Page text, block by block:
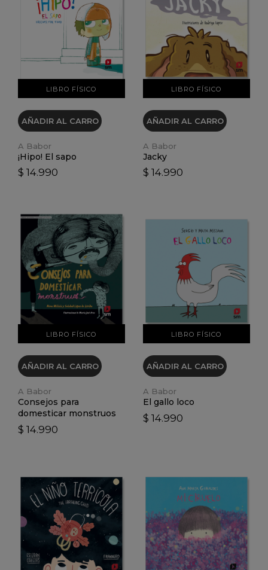
LIBRO FÍSICO
VER DETALLES
AÑADIR AL CARRO
A Babor
¡Hipo! El sapo
$ 14.990
LIBRO FÍSICO
VER DETALLES
AÑADIR AL CARRO
A Babor
Jacky
$ 14.990
LIBRO FÍSICO
VER DETALLES
AÑADIR AL CARRO
A Babor
Consejos para
domesticar monstruos
$ 14.990
LIBRO FÍSICO
VER DETALLES
AÑADIR AL CARRO
A Babor
El gallo loco
$ 14.990
VER DETALLES VER DETALLES